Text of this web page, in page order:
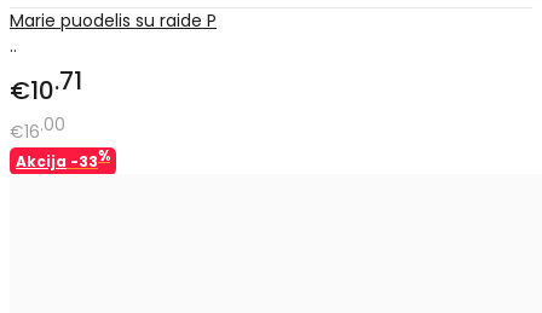
Marie puodelis su raide P
..
€10 71
€16 00
Akcija -33%